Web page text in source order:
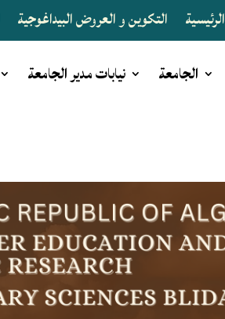
الرئيسية التكوين و العروض البيداغوجية
الجامعة نيابات مدير الجامعة